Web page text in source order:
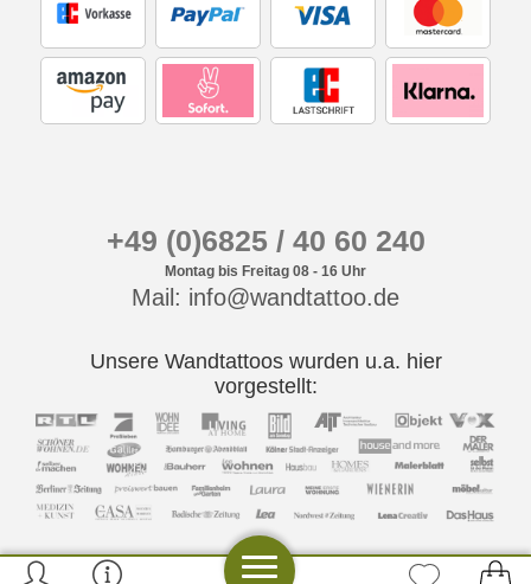
+49 (0)6825 / 40 60 240
Montag bis Freitag 08 - 16 Uhr
Mail: info@wandtattoo.de
Unsere Wandtattoos wurden u.a. hier
vorgestellt: